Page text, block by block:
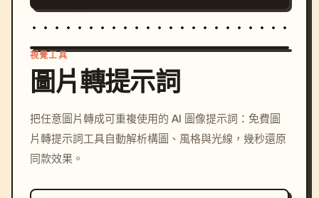
c, cyberpunk sunset, neon
colors, 8k --v 6.0
視覺工具
圖片轉提示詞
把任意圖片轉成可重複使用的 AI 圖像提示詞：免費圖
片轉提示詞工具自動解析構圖、風格與光線，幾秒還原
同款效果。